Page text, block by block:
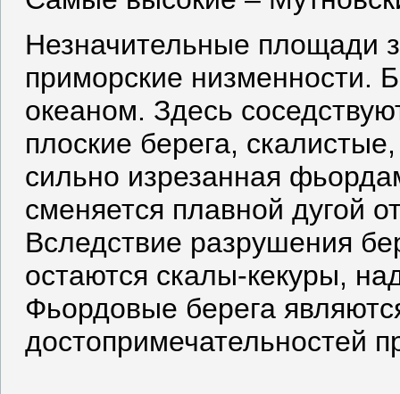
Незначительные площади
приморские низменности.
океаном. Здесь
плоские берега,
сильно изрезанная
сменяется плавной дугой
Вследствие разрушения
остаются скалы-кекуры,
Фьордовые берега
достопримечательностей